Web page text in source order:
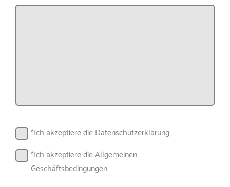
*Ich akzeptiere die Datenschutzerklärung
*Ich akzeptiere die Allgemeinen
Geschäftsbedingungen